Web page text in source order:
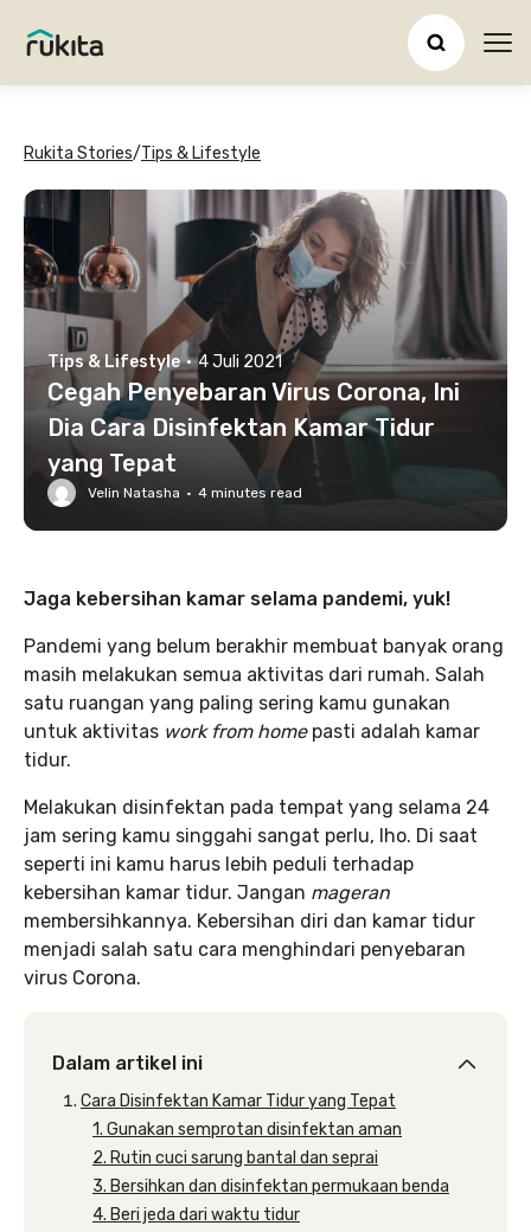
Rukita Stories/Tips & Lifestyle
Tips & Lifestyle · 4 Juli 2021
Cegah Penyebaran Virus Corona, Ini
Dia Cara Disinfektan Kamar Tidur
yang Tepat
Velin Natasha · 4 minutes read
Jaga kebersihan kamar selama pandemi, yuk!
Pandemi yang belum berakhir membuat banyak orang
masih melakukan semua aktivitas dari rumah. Salah
satu ruangan yang paling sering kamu gunakan
untuk aktivitas work from home pasti adalah kamar
tidur.
Melakukan disinfektan pada tempat yang selama 24
jam sering kamu singgahi sangat perlu, lho. Di saat
seperti ini kamu harus lebih peduli terhadap
kebersihan kamar tidur. Jangan mageran
membersihkannya. Kebersihan diri dan kamar tidur
menjadi salah satu cara menghindari penyebaran
virus Corona.
Dalam artikel ini
Cara Disinfektan Kamar Tidur yang Tepat
1. Gunakan semprotan disinfektan aman
2. Rutin cuci sarung bantal dan seprai
3. Bersihkan dan disinfektan permukaan benda
4. Beri jeda dari waktu tidur